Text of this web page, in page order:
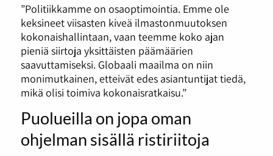
”Politiikkamme on osaoptimointia. Emme ole
keksineet viisasten kiveä ilmastonmuutoksen
kokonaishallintaan, vaan teemme koko ajan
pieniä siirtoja yksittäisten päämäärien
saavuttamiseksi. Globaali maailma on niin
monimutkainen, etteivät edes asiantuntijat tiedä,
mikä olisi toimiva kokonaisratkaisu.”
Puolueilla on jopa oman
ohjelman sisällä ristiriitoja